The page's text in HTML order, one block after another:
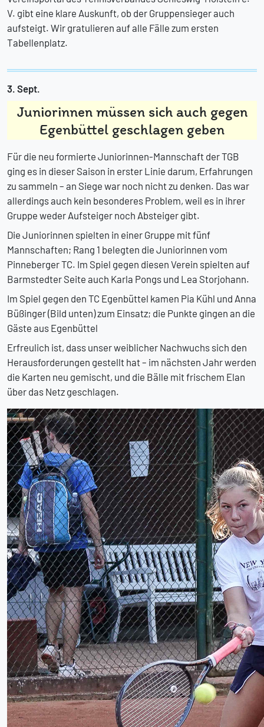
V. gibt eine klare Auskunft, ob der Gruppensieger auch
aufsteigt. Wir gratulieren auf alle Fälle zum ersten
Tabellenplatz.
3. Sept.
Juniorinnen müssen sich auch gegen
Egenbüttel geschlagen geben
Für die neu formierte Juniorinnen-Mannschaft der TGB
ging es in dieser Saison in erster Linie darum, Erfahrungen
zu sammeln – an Siege war noch nicht zu denken. Das war
allerdings auch kein besonderes Problem, weil es in ihrer
Gruppe weder Aufsteiger noch Absteiger gibt.
Die Juniorinnen spielten in einer Gruppe mit fünf
Mannschaften; Rang 1 belegten die Juniorinnen vom
Pinneberger TC. Im Spiel gegen diesen Verein spielten auf
Barmstedter Seite auch Karla Pongs und Lea Storjohann.
Im Spiel gegen den TC Egenbüttel kamen Pia Kühl und Anna
Büßinger (Bild unten) zum Einsatz; die Punkte gingen an die
Gäste aus Egenbüttel
Erfreulich ist, dass unser weiblicher Nachwuchs sich den
Herausforderungen gestellt hat – im nächsten Jahr werden
die Karten neu gemischt, und die Bälle mit frischem Elan
über das Netz geschlagen.